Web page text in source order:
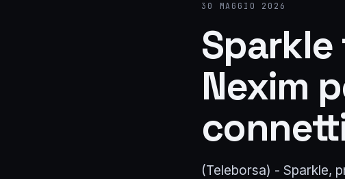
30 MAGGIO 2026
Nexim
(Teleborsa) - Sparkle,